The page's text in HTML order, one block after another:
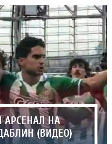
АРСЕНАЛ НА
(ВИДЕО)